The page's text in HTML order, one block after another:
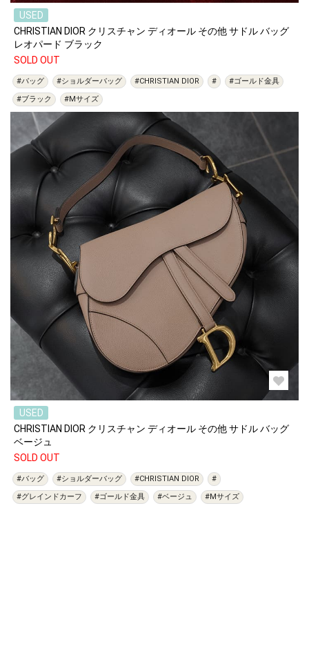
USED
CHRISTIAN DIOR クリスチャン ディオール その他 サドル バッグ
レオパード ブラック
SOLD OUT
#バッグ #ショルダーバッグ #CHRISTIAN DIOR #
#ゴールド金具
#ブラック
#Mサイズ
USED
CHRISTIAN DIOR クリスチャン ディオール その他 サドル バッグ
ベージュ
SOLD OUT
#バッグ #ショルダーバッグ #CHRISTIAN DIOR
#
#グレインドカーフ
#ゴールド金具 #ベージュ #Mサイズ